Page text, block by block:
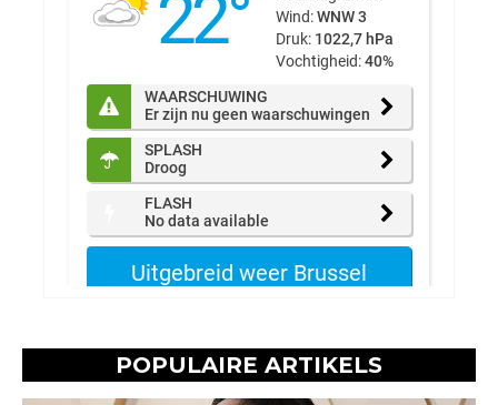
POPULAIRE ARTIKELS